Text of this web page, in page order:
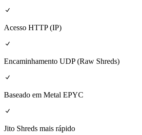
Acesso HTTP (IP)
Encaminhamento UDP (Raw Shreds)
Baseado em Metal EPYC
Jito Shreds mais rápido